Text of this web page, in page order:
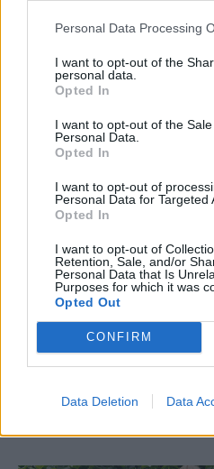
Personal Data Processing
I want to opt-out of the
personal data.
Opted In
I want to opt-out of the
Personal Data.
Opted In
I want to opt-out of
Personal Data for Targeted
Opted In
I want to opt-out of
Retention, Sale, and/or
Personal Data that Is
Purposes for which it was
Opted Out
CONFIRM
Data Deletion Data